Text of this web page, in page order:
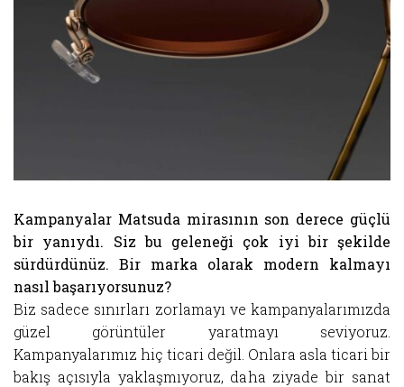
Kampanyalar Matsuda mirasının son derece güçlü
bir yanıydı. Siz bu geleneği çok iyi bir şekilde
sürdürdünüz. Bir marka olarak modern kalmayı
nasıl başarıyorsunuz?
Biz sadece sınırları zorlamayı ve kampanyalarımızda
güzel görüntüler yaratmayı seviyoruz.
Kampanyalarımız hiç ticari değil. Onlara asla ticari bir
bakış açısıyla yaklaşmıyoruz, daha ziyade bir sanat